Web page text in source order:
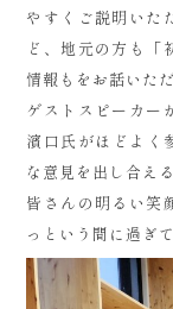
やすくご説明いた
ど、地元の方も「
情報もをお話いた
ゲストスピーカー
濱口氏がほどよく
な意見を出し合え
皆さんの明るい笑
っという間に過ぎ